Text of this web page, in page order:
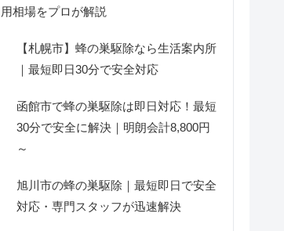
用相場をプロが解説
【札幌市】蜂の巣駆除なら生活案内所
｜最短即日30分で安全対応
函館市で蜂の巣駆除は即日対応！最短
30分で安全に解決｜明朗会計8,800円
～
旭川市の蜂の巣駆除｜最短即日で安全
対応・専門スタッフが迅速解決